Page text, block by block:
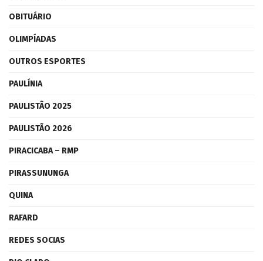
OBITUÁRIO
OLIMPÍADAS
OUTROS ESPORTES
PAULÍNIA
PAULISTÃO 2025
PAULISTÃO 2026
PIRACICABA – RMP
PIRASSUNUNGA
QUINA
RAFARD
REDES SOCIAS